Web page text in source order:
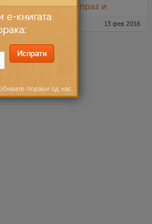
начин (со праз и
сирење)
13 фев 2016